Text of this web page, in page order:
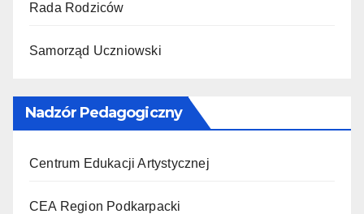
Rada Rodziców
Samorząd Uczniowski
Nadzór Pedagogiczny
Centrum Edukacji Artystycznej
CEA Region Podkarpacki